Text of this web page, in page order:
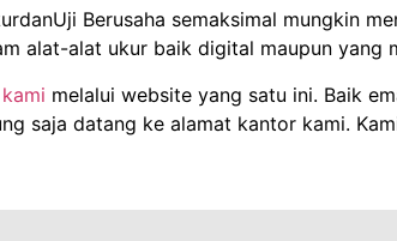
Berusaha semaksimal mungkin
alat-alat ukur baik digital maupun yang
melalui website yang satu ini. Baik
saja datang ke alamat kantor kami.